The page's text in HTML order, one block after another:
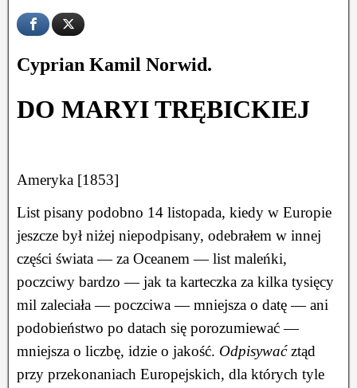
Cyprian Kamil Norwid.
DO MARYI TRĘBICKIEJ
Ameryka [1853]
List pisany podobno 14 listopada, kiedy w Europie
jeszcze był niżej niepodpisany, odebrałem w innej
części świata — za Oceanem — list maleńki,
poczciwy bardzo — jak ta karteczka za kilka tysięcy
mil zaleciała — poczciwa — mniejsza o datę — ani
podobieństwo po datach się porozumiewać —
mniejsza o liczbę, idzie o jakość. Odpisywaćztąd
przy przekonaniach Europejskich, dla których tyle